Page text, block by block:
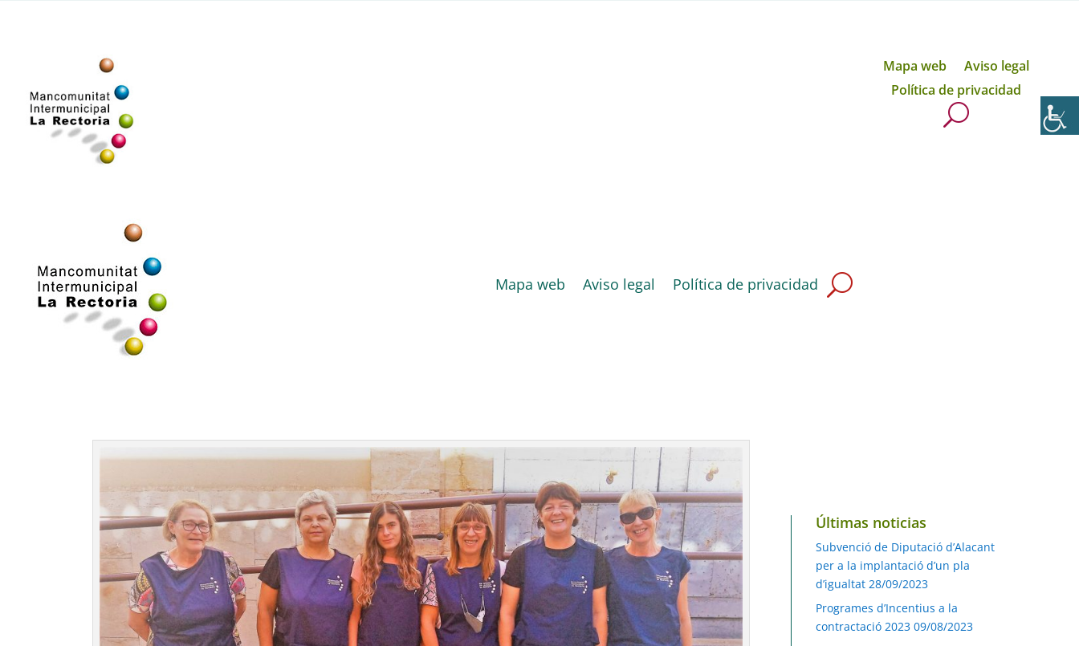
Mapa web
Aviso legal
Política de privacidad
Mapa web Aviso legal Política de privacidad
Últimas noticias
Subvenció de Diputació d’Alacant
per a la implantació d’un pla
d’igualtat 28/09/2023
Programes d’Incentius a la
contractació 2023 09/08/2023